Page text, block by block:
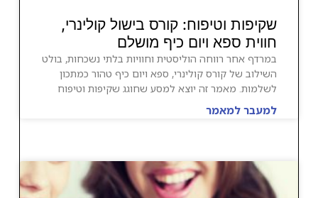
שקיפות וטיפוח: קורס בישול קולינרי,
חווית ספא ויום כיף מושלם
במרדף אחר רווחה הוליסטית וחוויות בלתי נשכחות, בולט
השילוב של קורס קולינרי, ספא ויום כיף טהור כמתכון
לשלמות. מאמר זה יוצא למסע שחוגג שקיפות וטיפוח
למעבר למאמר